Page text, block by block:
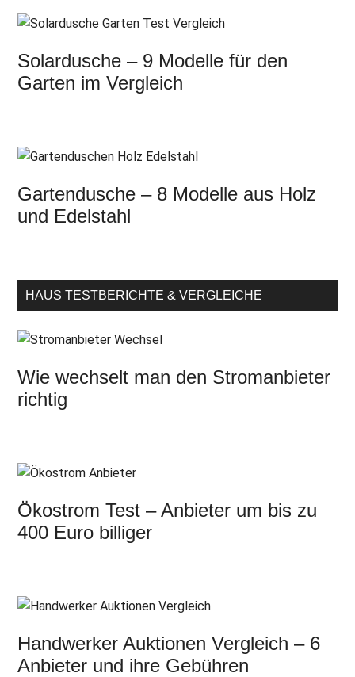
Solardusche – 9 Modelle für den
Garten im Vergleich
Gartendusche – 8 Modelle aus Holz
und Edelstahl
HAUS TESTBERICHTE & VERGLEICHE
Wie wechselt man den Stromanbieter
richtig
Ökostrom Test – Anbieter um bis zu
400 Euro billiger
Handwerker Auktionen Vergleich – 6
Anbieter und ihre Gebühren